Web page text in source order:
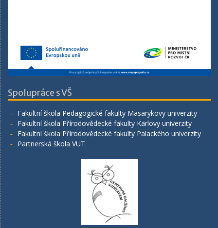
Spolupráce s VŠ
Fakultní škola Pedagogické fakulty Masarykovy univerzity
Fakultní škola Přírodovědecké fakulty Karlovy univerzity
Fakultní škola Přírodovědecké fakulty Palackého univerzity
Partnerská škola VUT